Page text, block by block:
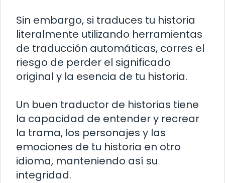
Sin embargo, si traduces tu historia
literalmente utilizando herramientas
de traducción automáticas, corres el
riesgo de perder el significado
original y la esencia de tu historia.
Un buen traductor de historias tiene
la capacidad de entender y recrear
la trama, los personajes y las
emociones de tu historia en otro
idioma, manteniendo así su
integridad.